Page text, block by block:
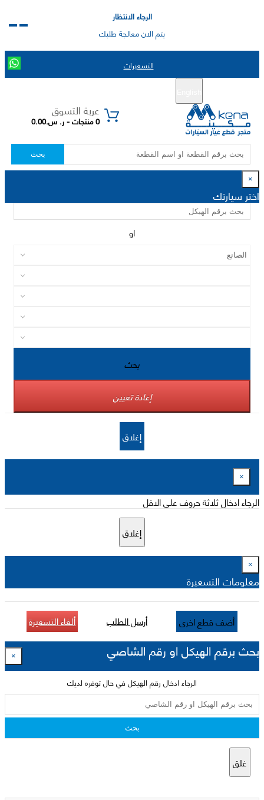
الرجاء الانتظار
يتم الان معالجة طلبك
التسعيرات
عربة التسوق
0 منتجات - ر. س.0.00
بحث
×
اختر سيارتك
او
بحث
إعادة تعيين
إغلاق
×
الرجاء ادخال ثلاثة حروف على الاقل
إغلاق
×
معلومات التسعيرة
أضف قطع اخرى أرسل الطلب ألغاء التسعيرة
بحث برقم الهيكل او رقم الشاصي ×
الرجاء ادخال رقم الهيكل في حال توفره لديك
بحث
غلق